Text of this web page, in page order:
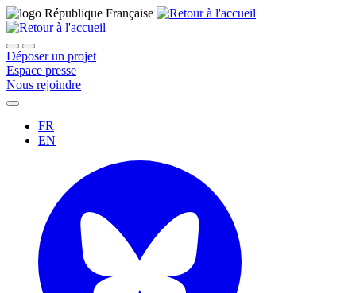
Déposer un projet
Espace presse
Nous rejoindre
FR
EN